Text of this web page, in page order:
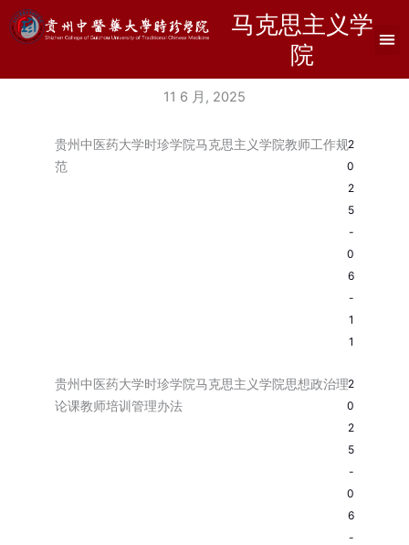
至
容
马克思主义学
院
11 6 月, 2025
贵州中医药大学时珍学院马克思主义学院教师工作规
范
2
0
2
5
-
0
6
-
1
1
贵州中医药大学时珍学院马克思主义学院思想政治理
论课教师培训管理办法
2
0
2
5
-
0
6
-